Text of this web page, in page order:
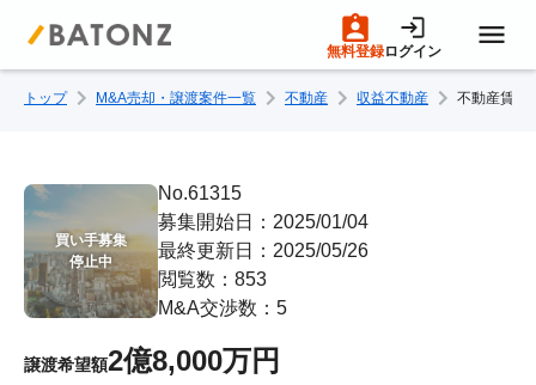
無料登録ログイン
トップページ
M&A案件一覧
売りたい方へ
買いたい方へ
トップ M&A売却・譲渡案件一覧 不動産 収益不動産 不動産賃貸
買い手募集
停止中
No.61315
募集開始日：2025/01/04
最終更新日：2025/05/26
閲覧数：853
M&A交渉数：5
譲渡希望額2億8,000万円